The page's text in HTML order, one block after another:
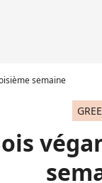
semaine